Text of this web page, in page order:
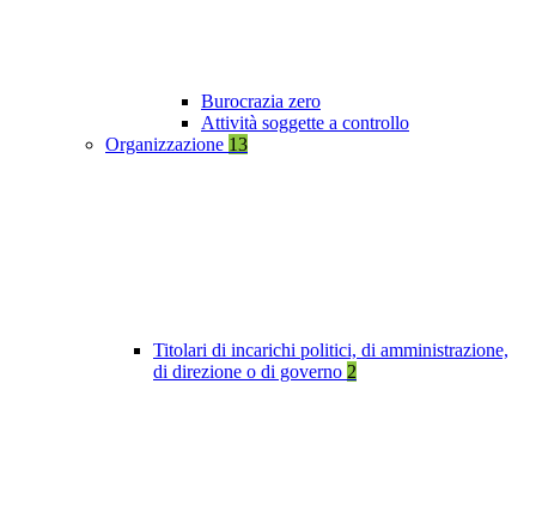
Burocrazia zero
Attività soggette a controllo
Organizzazione 13
Titolari di incarichi politici, di amministrazione,
di direzione o di governo 2